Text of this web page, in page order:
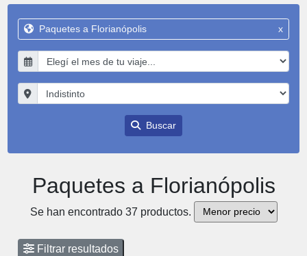
Paquetes a Florianópolis x
Buscar
Paquetes a Florianópolis
Se han encontrado 37 productos.
Filtrar resultados